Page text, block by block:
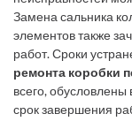
Замена сальника
элементов также
работ. Сроки
ремонта коробки
всего,
срок завершения